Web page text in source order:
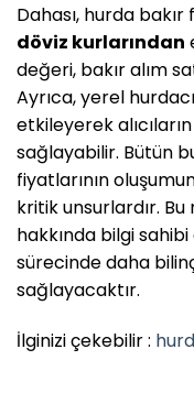
Dahası, hurda bakır
döviz kurlarından
değeri, bakır alım
Ayrıca, yerel
etkileyerek
sağlayabilir. Bütün
fiyatlarının
kritik unsurlardır. Bu
hakkında bilgi
sürecinde daha
sağlayacaktır.
İlginizi çekebilir :